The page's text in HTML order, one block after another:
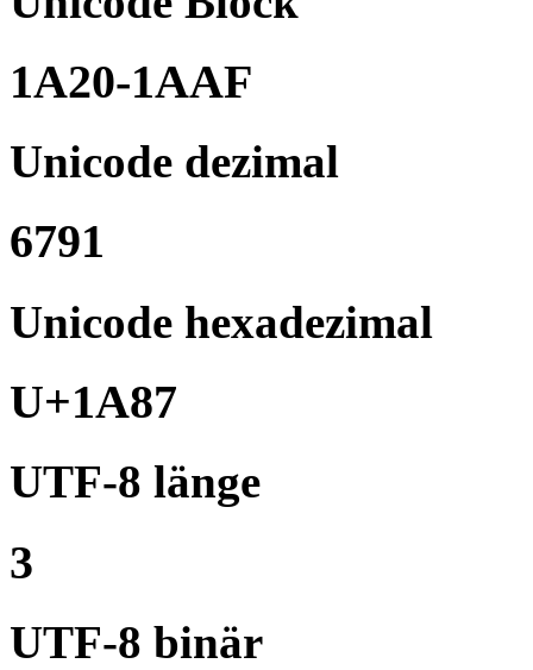
1A20-1AAF
Unicode dezimal
6791
Unicode hexadezimal
U+1A87
UTF-8 länge
3
UTF-8 binär